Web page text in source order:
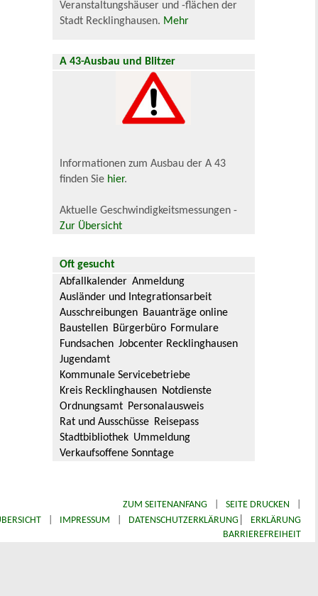
Veranstaltungshäuser und -flächen der
Stadt Recklinghausen. Mehr
A 43-Ausbau und Blitzer
Informationen zum Ausbau der A 43
finden Sie hier.
Aktuelle Geschwindigkeitsmessungen -
Zur Übersicht
Oft gesucht
Abfallkalender Anmeldung
Ausländer und Integrationsarbeit
Ausschreibungen Bauanträge online
Baustellen Bürgerbüro Formulare
Fundsachen Jobcenter Recklinghausen
Jugendamt
Kommunale Servicebetriebe
Kreis Recklinghausen Notdienste
Ordnungsamt Personalausweis
Rat und Ausschüsse Reisepass
Stadtbibliothek Ummeldung
Verkaufsoffene Sonntage
ZUM SEITENANFANG SEITE DRUCKEN
IMPRESSUM DATENSCHUTZERKLÄRUNG|
ERKLÄRUNG
BARRIEREFREIHEIT